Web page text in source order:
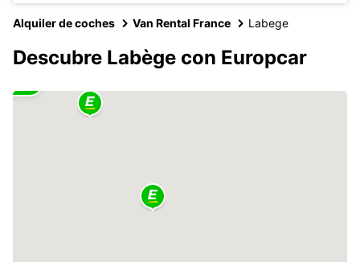
Alquiler de coches Van Rental France Labege
Descubre Labège con Europcar